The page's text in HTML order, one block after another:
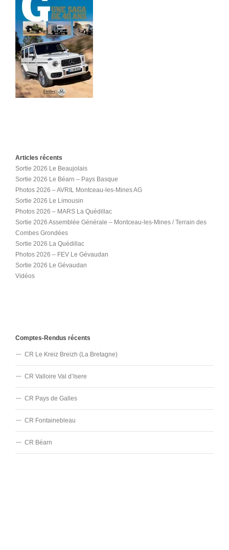
Articles récents
Sortie 2026 Le Beaujolais
Sortie 2026 Le Béarn – Pays Basque
Photos 2026 – AVRIL Montceau-les-Mines AG
Sortie 2026 Le Limousin
Photos 2026 – MARS La Quédillac
Sortie 2026 Assemblée Générale – Montceau-les-Mines / Terrain des
Combes Grondées
Sortie 2026 La Quédillac
Photos 2026 – FEV Le Gévaudan
Sortie 2026 Le Gévaudan
Vidéos
Comptes-Rendus récents
CR Le Kreiz Breizh (La Bretagne)
CR Valloire Val d’Isere
CR Pays de Galles
CR Fontainebleau
CR Béarn